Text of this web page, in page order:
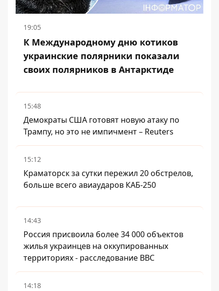
19:05
К Международному дню котиков
украинские полярники показали
своих полярников в Антарктиде
15:48
Демократы США готовят новую атаку по
Трампу, но это не импичмент – Reuters
15:12
Краматорск за сутки пережил 20 обстрелов,
больше всего авиаударов КАБ-250
14:43
Россия присвоила более 34 000 объектов
жилья украинцев на оккупированных
территориях - расследование BBC
14:18